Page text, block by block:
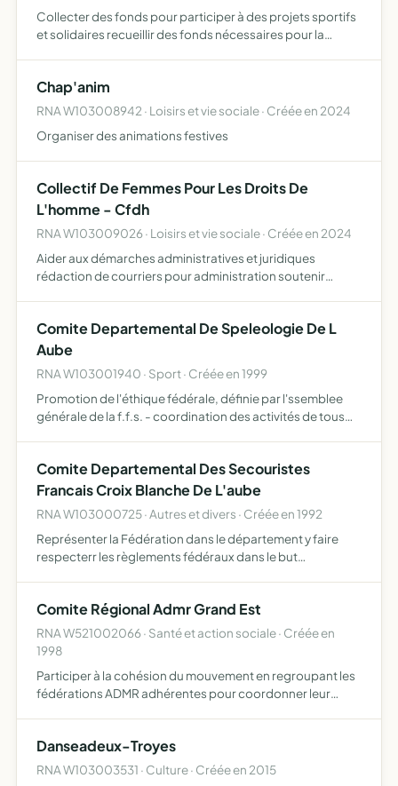
Collecter des fonds pour participer à des projets sportifs
et solidaires recueillir des fonds nécessaires pour la
Chap'anim
RNA W103008942 · Loisirs et vie sociale · Créée en 2024
Organiser des animations festives
Collectif De Femmes Pour Les Droits De
L'homme - Cfdh
RNA W103009026 · Loisirs et vie sociale · Créée en 2024
Aider aux démarches administratives et juridiques
rédaction de courriers pour administration soutenir
écouter iden…
Comite Departemental De Speleologie De L
Aube
RNA W103001940 · Sport · Créée en 1999
Promotion de l'éthique fédérale, définie par l'ssemblee
générale de la f.f.s. - coordination des activités de tous
Comite Departemental Des Secouristes
Francais Croix Blanche De L'aube
RNA W103000725 · Autres et divers · Créée en 1992
Représenter la Fédération dans le département y faire
respecterr les règlements fédéraux dans le but
développement de…
Comite Régional Admr Grand Est
RNA W521002066 · Santé et action sociale · Créée en
1998
Participer à la cohésion du mouvement en regroupant les
fédérations ADMR adhérentes pour coordonner leur
Danseadeux-Troyes
RNA W103003531 · Culture · Créée en 2015